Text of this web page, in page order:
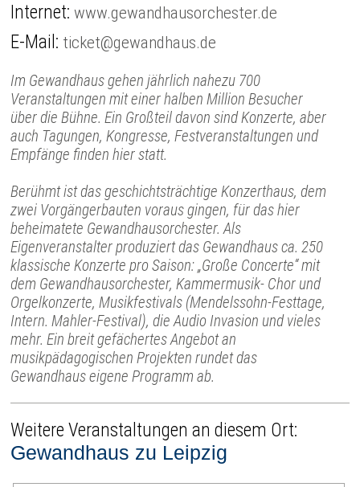
Internet:www.gewandhausorchester.de
E-Mail: ticket@gewandhaus.de
Im Gewandhaus gehen jährlich nahezu 700
Veranstaltungen mit einer halben Million Besucher
über die Bühne. Ein Großteil davon sind Konzerte, aber
auch Tagungen, Kongresse, Festveranstaltungen und
Empfänge finden hier statt.
Berühmt ist das geschichtsträchtige Konzerthaus, dem
zwei Vorgängerbauten voraus gingen, für das hier
beheimatete Gewandhausorchester. Als
Eigenveranstalter produziert das Gewandhaus ca. 250
klassische Konzerte pro Saison: „Große Concerte“ mit
dem Gewandhausorchester, Kammermusik- Chor und
Orgelkonzerte, Musikfestivals (Mendelssohn-Festtage,
Intern. Mahler-Festival), die Audio Invasion und vieles
mehr. Ein breit gefächertes Angebot an
musikpädagogischen Projekten rundet das
Gewandhaus eigene Programm ab.
Weitere Veranstaltungen an diesem Ort:
Gewandhaus zu Leipzig